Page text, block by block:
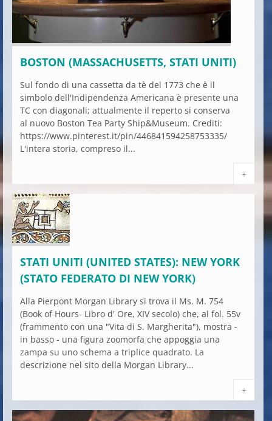
BOSTON (MASSACHUSETTS, STATI UNITI)
Sul fondo di una cassetta da tè del 1773 che è il
simbolo dell'Indipendenza Americana è presente una
TC con diagonali; attualmente il reperto si conserva
al nuovo Boston Tea Party Ship&Museum. Crediti:
https://www.pinterest.it/pin/446841594258753335/
L'intera storia, compreso il...
+
STATI UNITI (UNITED STATES): NEW YORK
(STATO FEDERATO DI NEW YORK)
Alla Pierpont Morgan Library si trova il Ms. M. 754
(Book of Hours- Libro d' Ore, XIV secolo) che, al fol. 55v
(frammento con una "Vita di S. Margherita"), mostra -
in basso - una figura zoomorfa che appoggia una
zampa su uno schema a triplice quadrato. La
descrizione nel sito della Morgan Library...
+